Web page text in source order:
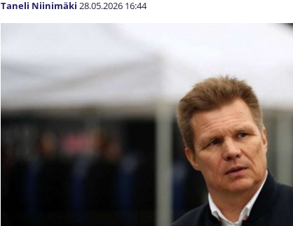
Taneli Niinimäki 28.05.2026 16:44